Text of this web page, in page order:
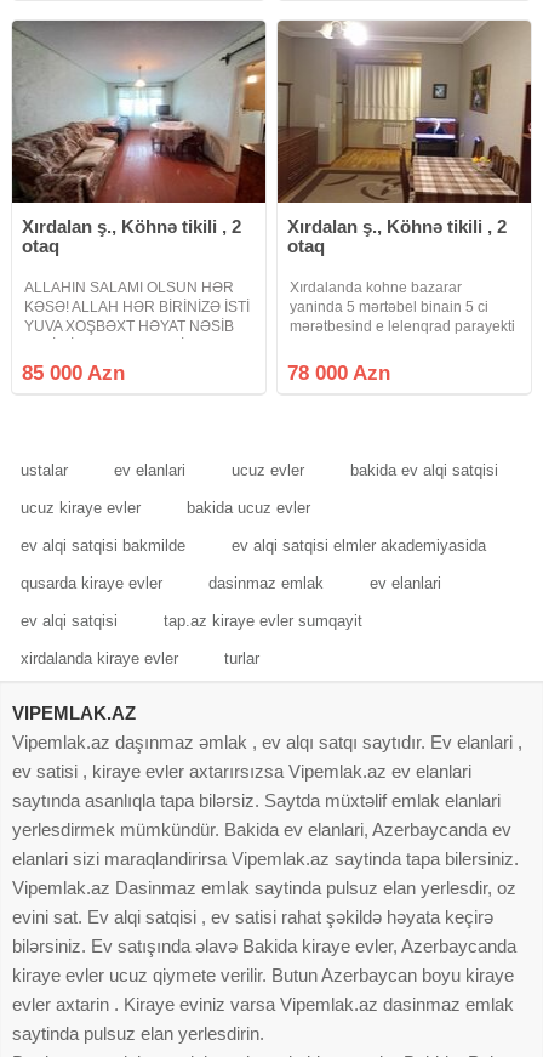
Xırdalan ş., Köhnə tikili , 2
otaq
ALLAHIN SALAMI OLSUN HƏR
KƏSƏ! ALLAH HƏR BİRİNİZƏ İSTİ
YUVA XOŞBƏXT HƏYAT NƏSİB
Abşeron rayonu Xırdalan şəhəri
27-ci məhəllə Xruşov layihə 5
85 000 Azn
Xırdalan ş., Köhnə tikili , 2
otaq
Xırdalanda kohne bazarar
yaninda 5 mərtəbel binain 5 ci
mərətbesind e lelenqrad parayekti
mətbəx h/t temirli ve əşyal satlır
qaz su işq diamdr sənət kupca
78 000 Azn
ustalar ev elanlari ucuz evler bakida ev alqi satqisi
ucuz kiraye evler bakida ucuz evler
ev alqi satqisi bakmilde ev alqi satqisi elmler akademiyasida
qusarda kiraye evler dasinmaz emlak ev elanlari
ev alqi satqisi tap.az kiraye evler sumqayit
xirdalanda kiraye evler turlar
VIPEMLAK.AZ
Vipemlak.az daşınmaz əmlak , ev alqı satqı saytıdır. Ev elanlari ,
ev satisi , kiraye evler axtarırsızsa Vipemlak.az ev elanlari
saytında asanlıqla tapa bilərsiz. Saytda müxtəlif emlak elanlari
yerlesdirmek mümkündür. Bakida ev elanlari, Azerbaycanda ev
elanlari sizi maraqlandirirsa Vipemlak.az saytinda tapa bilersiniz.
Vipemlak.az Dasinmaz emlak saytinda pulsuz elan yerlesdir, oz
evini sat. Ev alqi satqisi , ev satisi rahat şəkildə həyata keçirə
bilərsiniz. Ev satışında əlavə Bakida kiraye evler, Azerbaycanda
kiraye evler ucuz qiymete verilir. Butun Azerbaycan boyu kiraye
evler axtarin . Kiraye eviniz varsa Vipemlak.az dasinmaz emlak
saytinda pulsuz elan yerlesdirin.